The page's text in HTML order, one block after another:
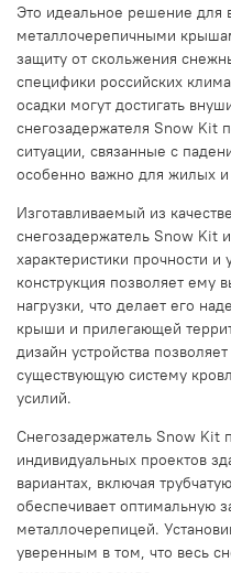
Это идеальное решение для
металлочерепичными
защиту от скольжения
специфики российских
осадки могут достигать
снегозадержателя Snow Kit
ситуации, связанные с
особенно важно для жилых
Изготавливаемый из
снегозадержатель Snow Kit
характеристики прочности и
конструкция позволяет ему
нагрузки, что делает его
крыши и прилегающей
дизайн устройства
существующую систему
усилий.
Снегозадержатель Snow Kit
индивидуальных проектов
вариантах, включая
обеспечивает оптимальную
металлочерепицей.
уверенным в том, что весь